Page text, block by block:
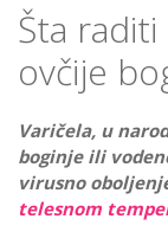
Šta
ovčije
Varičela, u
boginje ili
virusno
telesnom